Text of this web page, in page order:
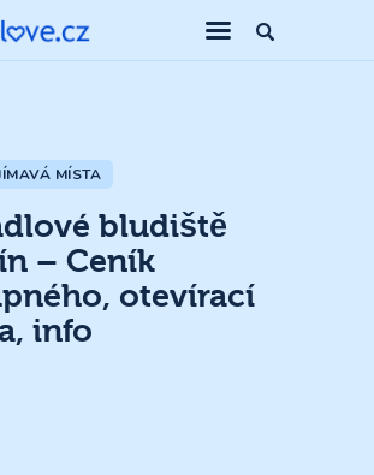
MÍSTA
bludiště
– Ceník
otevírací
info